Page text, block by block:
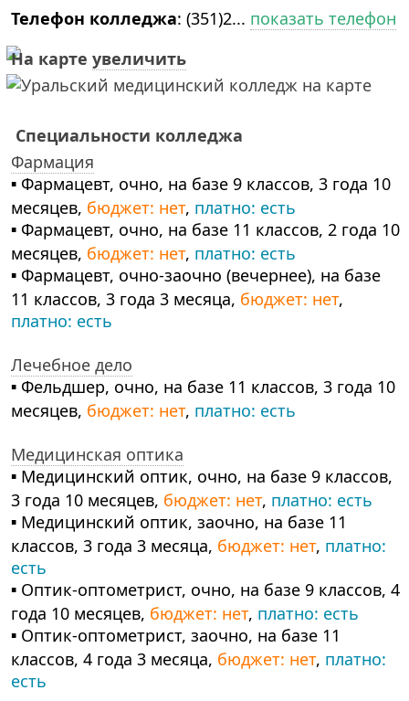
Телефон колледжа: (351)2... показать телефон
На карте увеличить
Специальности колледжа
Фармация
▪ Фармацевт, очно, на базе 9 классов, 3 года 10
месяцев, бюджет: нет, платно: есть
▪ Фармацевт, очно, на базе 11 классов, 2 года 10
месяцев, бюджет: нет, платно: есть
▪ Фармацевт, очно-заочно (вечернее), на базе
11 классов, 3 года 3 месяца, бюджет: нет,
платно: есть
Лечебное дело
▪ Фельдшер, очно, на базе 11 классов, 3 года 10
месяцев, бюджет: нет, платно: есть
Медицинская оптика
▪ Медицинский оптик, очно, на базе 9 классов,
3 года 10 месяцев, бюджет: нет, платно: есть
▪ Медицинский оптик, заочно, на базе 11
классов, 3 года 3 месяца, бюджет: нет, платно:
есть
▪ Оптик-оптометрист, очно, на базе 9 классов, 4
года 10 месяцев, бюджет: нет, платно: есть
▪ Оптик-оптометрист, заочно, на базе 11
классов, 4 года 3 месяца, бюджет: нет, платно:
есть